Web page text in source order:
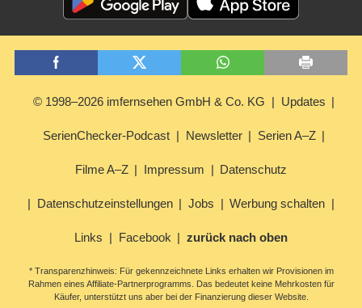
© 1998–2026 imfernsehen GmbH & Co. KG Updates
SerienChecker-Podcast Newsletter Serien A–Z
Filme A–Z Impressum Datenschutz
Datenschutzeinstellungen Jobs Werbung schalten
Links Facebook zurück nach oben
* Transparenzhinweis: Für gekennzeichnete Links erhalten wir Provisionen im
Rahmen eines Affiliate-Partnerprogramms. Das bedeutet keine Mehrkosten für
Käufer, unterstützt uns aber bei der Finanzierung dieser Website.